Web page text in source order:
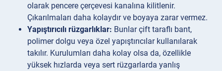
olarak pencere çerçevesi kanalına kilitlenir.
Çıkarılmaları daha kolaydır ve boyaya zarar vermez.
Yapıştırıcılı rüzgarlıklar: Bunlar çift taraflı bant,
polimer dolgu veya özel yapıştırıcılar kullanılarak
takılır. Kurulumları daha kolay olsa da, özellikle
yüksek hızlarda veya sert rüzgarlarda yanlış